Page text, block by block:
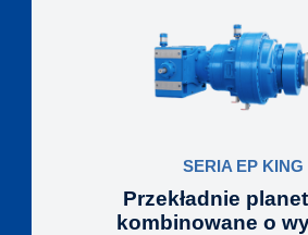
mocowania. Niska masa oraz
również ewidentne zalety
Ponadto duże znaczenie mają
kompaktowa
filtrów taśmowych,
kołowych, ale również w
zgrzebłowych, kubełkowych,
SERIA EP KING
Przekładnie
kombinowane o